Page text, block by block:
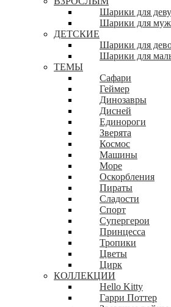
Шарики для
Шарики для
ДЕТСКИЕ
Шарики для
Шарики для
ТЕМЫ
Сафари
Геймер
Динозавры
Дисней
Единороги
Зверята
Космос
Машины
Море
Оскорбления
Пираты
Сладости
Спорт
Супергерои
Принцесса
Тропики
Цветы
Цирк
КОЛЛЕКЦИИ
Hello Kitty
Гарри Поттер